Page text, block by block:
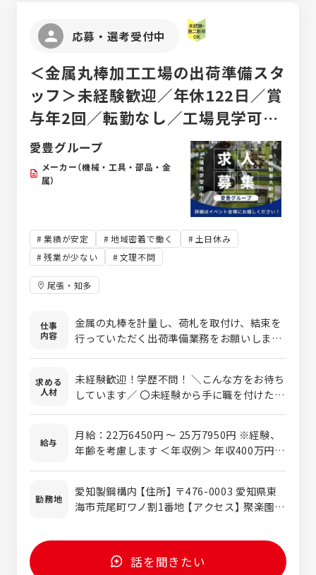
応募・選考受付中
＜金属丸棒加工工場の出荷準備スタ
ッフ＞未経験歓迎／年休122日／賞
与年2回／転勤なし／工場見学可能
／創業80年以上の老舗企業
愛豊グループ
メーカー（機械・工具・部品・金
属）
業績が安定 地域密着で働く
土日休み
残業が少ない
文理不問
尾張・知多
仕事
内容
金属の丸棒を計量し、荷札を取付け、結束を
行っていただく出荷準備業務をお願いしま
基準をクリアした鋼材の質量を秤量機で測
定、荷札を発行し取付け ②結束作業 …結束
指示に基づき結束 ③矯正作業（適性を見てお
任せします） …金属の丸棒に曲がりがある場
合、専用の矯正機で真っすぐにします ＜担当
役立っています。 ＼ この求人のPoint! ／ 体
を動かしコツコツとお仕事をするのが好きな
安全等の基礎知識や基本を学ぶ ・その後、
OJT中心に教育がスタート！ ・20名程の職場
で適性を見て配置を決定！ ※愛豊商事株式会
求める
人材
未経験歓迎！学歴不問！ ＼こんな方をお待ち
しています／ 〇未経験から手に職を付けたい
転勤なく長く地元で働きたい方
給与
月給：22万6450円 〜 25万7950円 ※経験、
年齢を考慮します ＜年収例＞ 年収400万円以
勤務地
愛知製鋼構内 【住所】 〒476-0003 愛知県東
海市荒尾町ワノ割1番地 【アクセス】 聚楽園駅
話を聞きたい